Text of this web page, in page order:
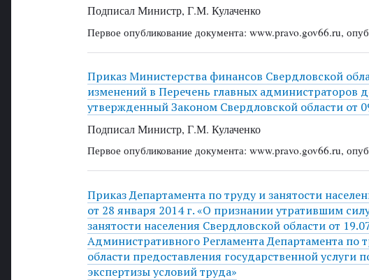
Подписал Министр, Г.М. Кулаченко
Первое опубликование документа: www.pravo.gov66.ru,
Приказ Министерства финансов Свердловской
изменений в Перечень главных администраторов
утвержденный Законом Свердловской области от
Подписал Министр, Г.М. Кулаченко
Первое опубликование документа: www.pravo.gov66.ru,
Приказ Департамента по труду и занятости
от 28 января 2014 г. «О признании утратившим
занятости населения Свердловской области от
Административного Регламента Департамента по
области предоставления государственной услуги
экспертизы условий труда»